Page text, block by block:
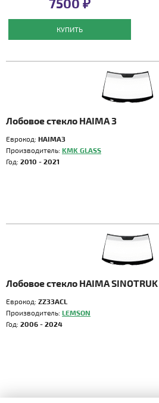
КУПИТЬ
Лобовое стекло HAIMA 3
Еврокод: HAIMA3
Производитель: KMK GLASS
Год: 2010 - 2021
Лобовое стекло HAIMA SINOTRUK
Еврокод: ZZ33ACL
Производитель: LEMSON
Год: 2006 - 2024